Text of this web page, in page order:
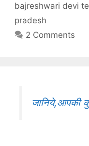
bajreshwari devi
pradesh
2 Comments
जानिये,आपकी